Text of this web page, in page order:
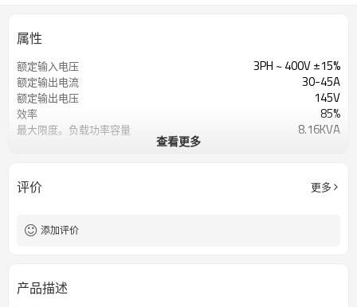
属性
额定输入电压 3PH ~ 400V ±15%
额定输出电流 30-45A
额定输出电压 145V
效率 85%
最大限度。负载功率容量 8.16KVA
保修单
方面 560X230X480mm
查看更多
评价 更多
添加评价
产品描述